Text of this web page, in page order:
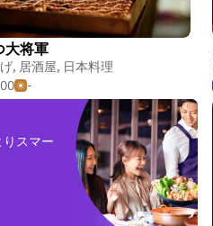
大将軍
, 居酒屋, 日本料理
-
スマー